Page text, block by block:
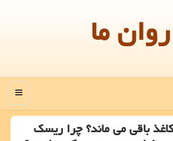
روان ما
منو
باقی می ماند؟ چرا ریسك